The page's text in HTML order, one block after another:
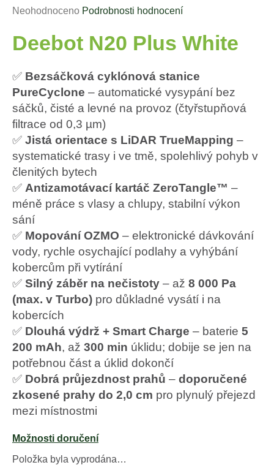
Průměrné
produktu
je
z
5
hvězdiček.
Neohodnoceno Podrobnosti hodnocení
Deebot N20 Plus White
✅ Bezsáčková cyklónová stanice
PureCyclone – automatické vysypání bez
sáčků, čisté a levné na provoz (čtyřstupňová
filtrace od 0,3 µm)
✅ Jistá orientace s LiDAR TrueMapping –
systematické trasy i ve tmě, spolehlivý pohyb v
členitých bytech
✅ Antizamotávací kartáč ZeroTangle™ –
méně práce s vlasy a chlupy, stabilní výkon
sání
✅ Mopování OZMO – elektronické dávkování
vody, rychle osychající podlahy a vyhýbání
kobercům při vytírání
✅ Silný záběr na nečistoty – až 8 000 Pa
(max. v Turbo) pro důkladné vysátí i na
kobercích
✅ Dlouhá výdrž + Smart Charge – baterie 5
200 mAh, až 300 min úklidu; dobije se jen na
potřebnou část a úklid dokončí
✅ Dobrá průjezdnost prahů – doporučené
zkosené prahy do 2,0 cm pro plynulý přejezd
mezi místnostmi
Možnosti doručení
Položka byla vyprodána…
a
j
í
t
HLEDAT
D
o
p
o
r
u
č
u
j
e
m
e
MAMMOTION
LUBA
(MINI)
A
YUKA
(MINI)
DOMEČEK
990
Kč